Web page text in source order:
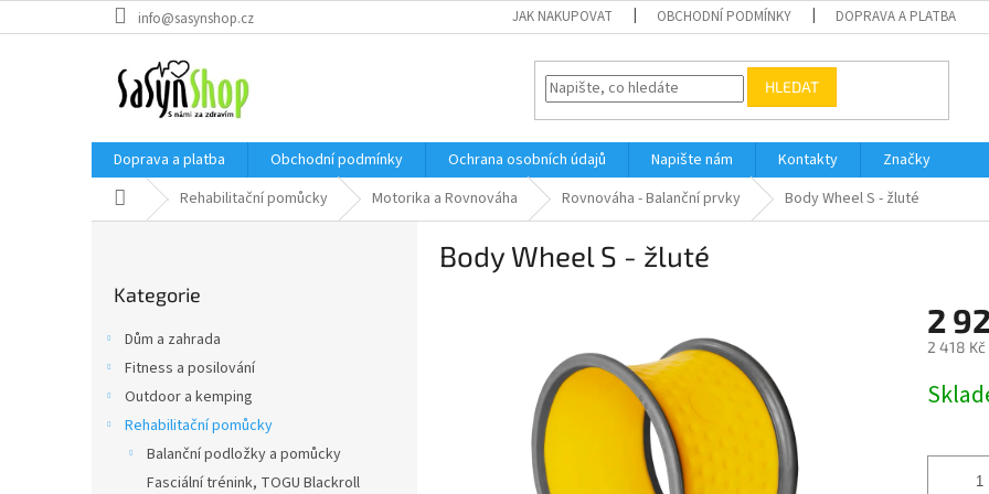
na
info@sasynshop.cz JAK NAKUPOVAT OBCHODNÍ PODMÍNKY DOPRAVA A PLATBA
HLEDAT
Doprava a platba Obchodní podmínky Ochrana osobních údajů Napište nám Kontakty
Značky
Domů Rehabilitační pomůcky Motorika a Rovnováha Rovnováha - Balanční prvky Body Wheel S - žluté
kategorie
Kategorie
Dům a zahrada
Fitness a posilování
Outdoor a kemping
Rehabilitační pomůcky
Balanční podložky a pomůcky
Fasciální trénink, TOGU Blackroll
Body Wheel S - žluté
2
2 418 Kč
cena: